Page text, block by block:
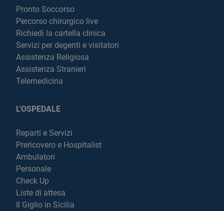
Pronto Soccorso
Percorso chirurgico live
Richiedi la cartella clinica
Servizi per degenti e visitatori
Assistenza Religiosa
Assistenza Stranieri
Telemedicina
L'OSPEDALE
Reparti e Servizi
Prericovero e Hospitalist
Ambulatori
Personale
Check Up
Liste di attesa
Il Giglio in Sicilia